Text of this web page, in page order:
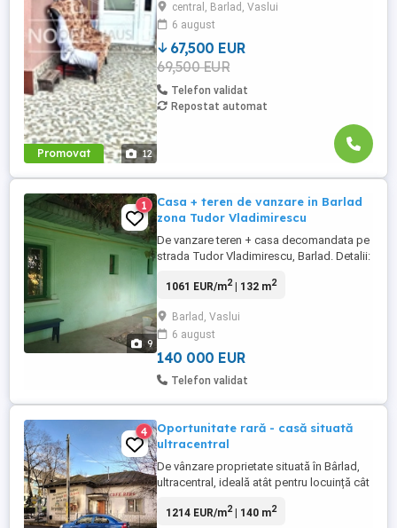
Promovat 12
Comision 0% de la cumparator.
Caracteristici: Teren: 260 mp, intravilan,
front 10 m. Casa: ...
central, Barlad, Vaslui
6 august
67,500 EUR
69,500 EUR
Telefon validat
Repostat automat
9
1
Casa + teren de vanzare in Barlad
zona Tudor Vladimirescu
De vanzare teren + casa decomandata pe
strada Tudor Vladimirescu, Barlad. Detalii:
mp Suprafata construita a casei: 132 mp
fara etaj Constructie din paianta bucataria
din caramida; acoperis din tabla in stare
buna Garaj ...
1061 EUR/m2| 132 m2
Barlad, Vaslui
6 august
140 000 EUR
Telefon validat
4
Oportunitate rară - casă situată
ultracentral
De vânzare proprietate situată în Bârlad,
ultracentral, ideală atât pentru locuință cât
lung.Proprietatea este compusă din casă
1214 EUR/m2| 140 m2